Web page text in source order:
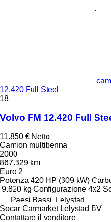
12.420 Full Steel
18
Volvo FM 12.420 Full
11.850 € Netto
Camion multibenna
2000
867.329 km
Euro 2
Potenza 420 HP (309 kW)
9.820 kg Configurazione 4x2
Paesi Bassi, Lelystad
Socar Carmarket Lelystad BV
Contattare il venditore